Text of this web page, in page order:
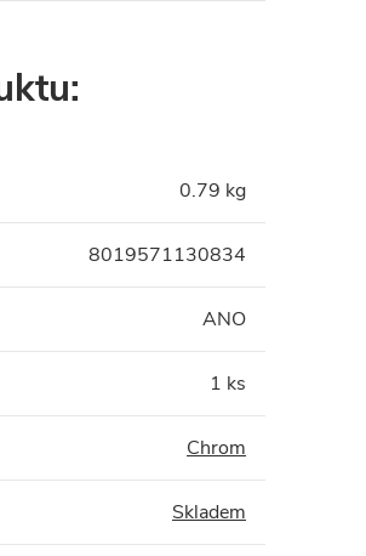
0.79 kg
8019571130834
ANO
1 ks
Chrom
Skladem